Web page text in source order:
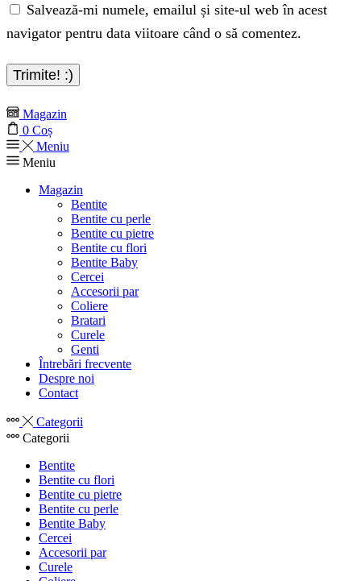
Salvează-mi numele, emailul și site-ul web în acest
navigator pentru data viitoare când o să comentez.
Magazin
0 Coș
Meniu
Meniu
Magazin
Bentite
Bentite cu perle
Bentite cu pietre
Bentite cu flori
Bentite Baby
Cercei
Accesorii par
Coliere
Bratari
Curele
Genti
Întrebări frecvente
Despre noi
Contact
Categorii
Categorii
Bentite
Bentite cu flori
Bentite cu pietre
Bentite cu perle
Bentite Baby
Cercei
Accesorii par
Curele